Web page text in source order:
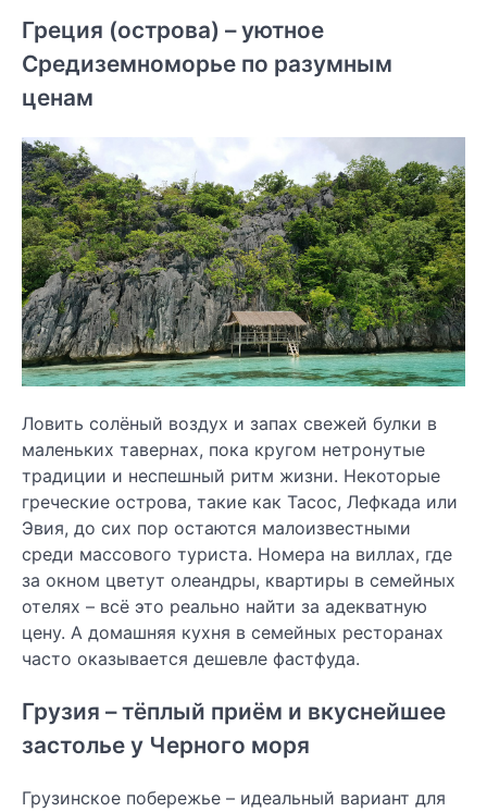
Греция (острова) – уютное
Средиземноморье по разумным
ценам
Ловить солёный воздух и запах свежей булки в
маленьких тавернах, пока кругом нетронутые
традиции и неспешный ритм жизни. Некоторые
греческие острова, такие как Тасос, Лефкада или
Эвия, до сих пор остаются малоизвестными
среди массового туриста. Номера на виллах, где
за окном цветут олеандры, квартиры в семейных
отелях – всё это реально найти за адекватную
цену. А домашняя кухня в семейных ресторанах
часто оказывается дешевле фастфуда.
Грузия – тёплый приём и вкуснейшее
застолье у Черного моря
Грузинское побережье – идеальный вариант для